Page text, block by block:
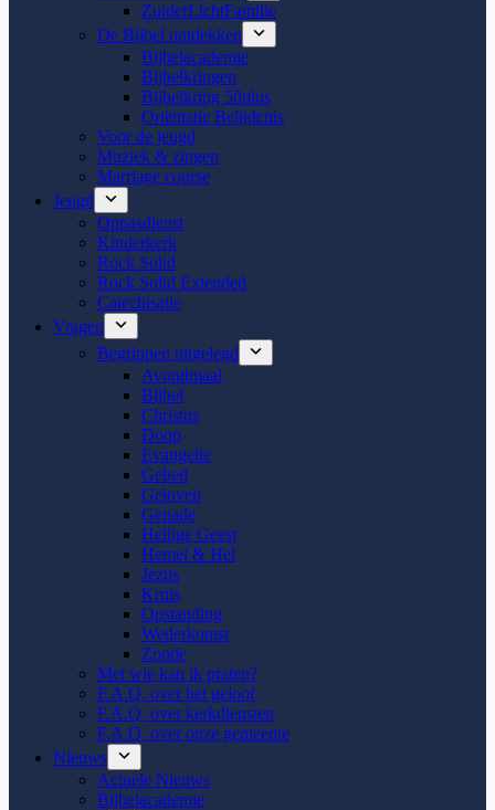
ZuiderLichtFamilie
De Bijbel ontdekken
Bijbelacademie
Bijbelkringen
Bijbelkring 50plus
Oriëntatie Belijdenis
Voor de jeugd
Muziek & zingen
Marriage course
Jeugd
Oppasdienst
Kinderkerk
Rock Solid
Rock Solid Extended
Catechisatie
Vragen
Begrippen uitgelegd
Avondmaal
Bijbel
Christus
Doop
Evangelie
Gebed
Geloven
Genade
Heilige Geest
Hemel & Hel
Jezus
Kruis
Opstanding
Wederkomst
Zonde
Met wie kan ik praten?
F.A.Q. over het geloof
F.A.Q. over kerkdiensten
F.A.Q. over onze gemeente
Nieuws
Actuele Nieuws
Bijbelacademie